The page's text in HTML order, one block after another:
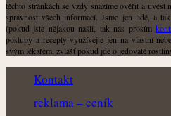
těchto stránkách se vždy snažíme ověřit a uvést
správnost všech informací. Jsme jen lidé, a
(pokud jste nějakou našli, tak nás prosím
postupy a recepty využívejte jen na vlastní
svým lékařem, zvlášť pokud jde o jedovaté
Kontakt
reklama – ceník